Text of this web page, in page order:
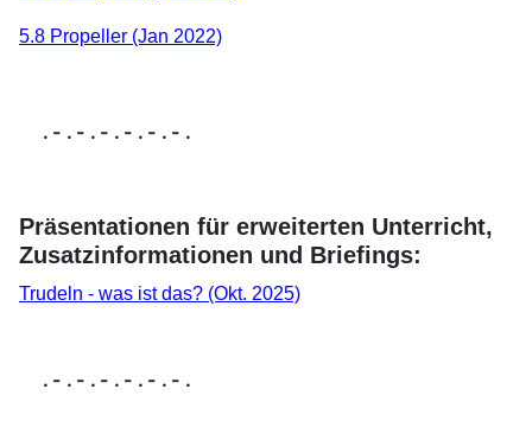
5.8 Propeller (Jan 2022)
. - . - . - . - . - . - .
Präsentationen für erweiterten Unterricht,
Zusatzinformationen und Briefings:
Trudeln - was ist das? (Okt. 2025)
. - . - . - . - . - . - .